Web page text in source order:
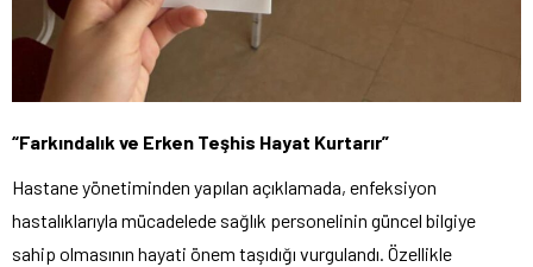
“Farkındalık ve Erken Teşhis Hayat Kurtarır”
Hastane yönetiminden yapılan açıklamada, enfeksiyon
hastalıklarıyla mücadelede sağlık personelinin güncel bilgiye
sahip olmasının hayati önem taşıdığı vurgulandı. Özellikle